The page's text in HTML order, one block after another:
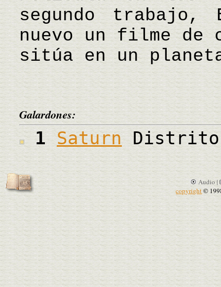
segundo trabajo,
nuevo un filme de
sitúa en un
Galardones:
1Saturn Distrito
Audio |
copyright©